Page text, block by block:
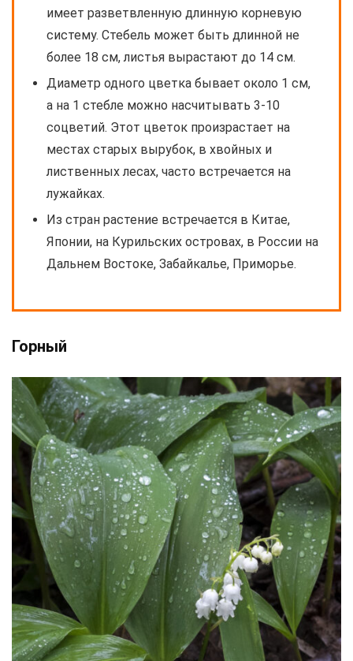
имеет разветвленную длинную корневую
систему. Стебель может быть длинной не
более 18 см, листья вырастают до 14 см.
Диаметр одного цветка бывает около 1 см,
а на 1 стебле можно насчитывать 3-10
соцветий. Этот цветок произрастает на
местах старых вырубок, в хвойных и
лиственных лесах, часто встречается на
лужайках.
Из стран растение встречается в Китае,
Японии, на Курильских островах, в России на
Дальнем Востоке, Забайкалье, Приморье.
Горный